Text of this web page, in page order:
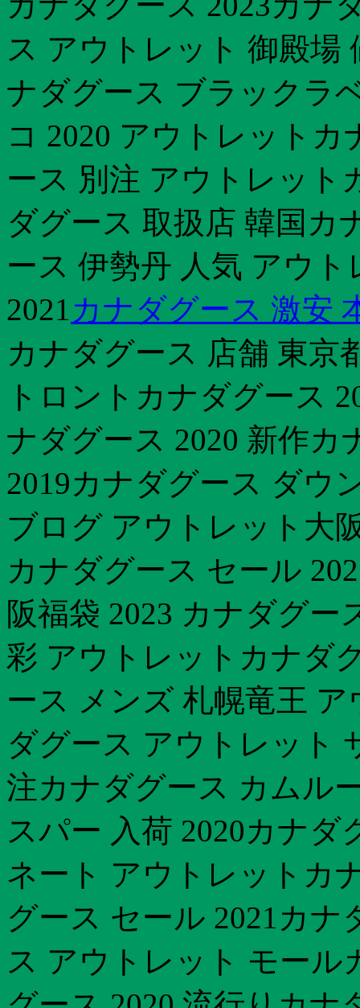
ス アウトレット 御殿場
ナダグース ブラックラ
コ 2020 アウトレット
ース 別注 アウトレット
ダグース 取扱店 韓国カ
ース 伊勢丹 人気 アウ
2021 カナダグース 激安
カナダグース 店舗 東京
トロントカナダグース
ナダグース 2020 新作
2019カナダグース ダウ
ブログ アウトレット大
カナダグース セール
阪福袋 2023 カナダグ
彩 アウトレットカナダ
ース メンズ 札幌竜王
ダグース アウトレット
注カナダグース カムル
スパー 入荷 2020カナ
ネート アウトレットカ
グース セール 2021カナ
ス アウトレット モール